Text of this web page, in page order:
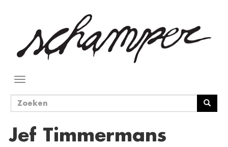
inhoud
Navigatie
Zoekveld
Jef Timmermans